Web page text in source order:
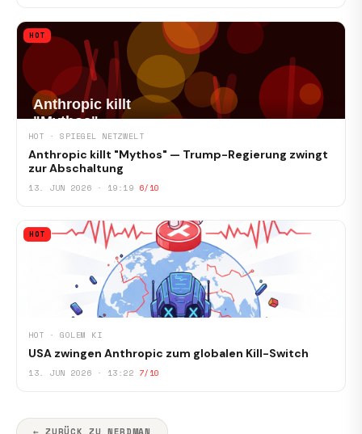
HOT
HOT · SPIEGEL NETZWELT
Anthropic killt "Mythos" — Trump-Regierung zwingt
zur Abschaltung
13. JUN 2026 · 19:19 6/10
HOT
HOT · GOLEM KI
USA zwingen Anthropic zum globalen Kill-Switch
13. JUN 2026 · 13:22 7/10